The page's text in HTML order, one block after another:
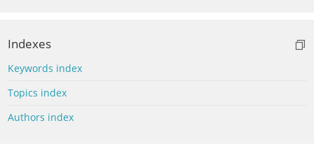
Indexes
Keywords index
Topics index
Authors index